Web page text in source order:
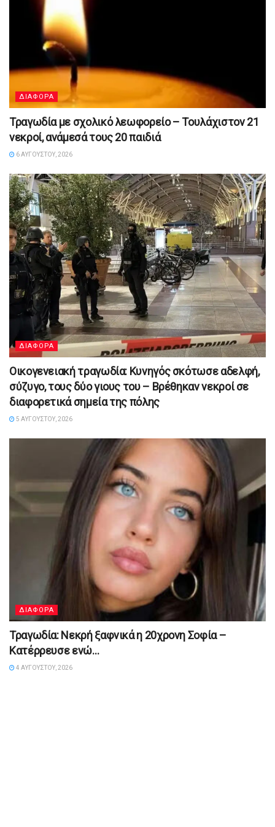
ΔΙΑΦΟΡΑ
Τραγωδία με σχολικό λεωφορείο – Τουλάχιστον 21
νεκροί, ανάμεσά τους 20 παιδιά
6 ΑΥΓΟΎΣΤΟΥ, 2026
ΔΙΑΦΟΡΑ
Οικογενειακή τραγωδία: Κυνηγός σκότωσε αδελφή,
σύζυγο, τους δύο γιους του – Βρέθηκαν νεκροί σε
διαφορετικά σημεία της πόλης
5 ΑΥΓΟΎΣΤΟΥ, 2026
ΔΙΑΦΟΡΑ
Τραγωδία: Νεκρή ξαφνικά η 20χρονη Σοφία –
Κατέρρευσε ενώ…
4 ΑΥΓΟΎΣΤΟΥ, 2026